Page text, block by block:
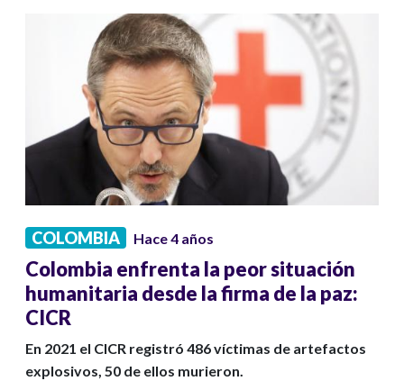
COLOMBIA Hace 4 años
Colombia enfrenta la peor situación
humanitaria desde la firma de la paz:
CICR
En 2021 el CICR registró 486 víctimas de artefactos
explosivos, 50 de ellos murieron.